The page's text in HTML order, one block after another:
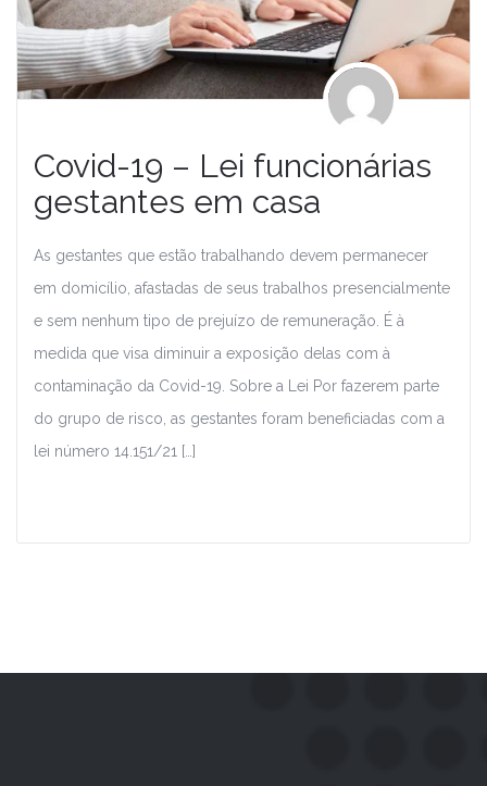
Covid-19 – Lei funcionárias
gestantes em casa
As gestantes que estão trabalhando devem permanecer
em domicílio, afastadas de seus trabalhos presencialmente
e sem nenhum tipo de prejuízo de remuneração. É à
medida que visa diminuir a exposição delas com à
contaminação da Covid-19. Sobre a Lei Por fazerem parte
do grupo de risco, as gestantes foram beneficiadas com a
lei número 14.151/21 […]